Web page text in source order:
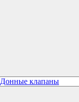
Донные клапаны